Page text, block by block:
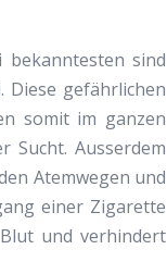
bekanntesten sind
Diese gefährlichen
somit im ganzen
Ausserdem
Atemwegen und
einer Zigarette
und verhindert